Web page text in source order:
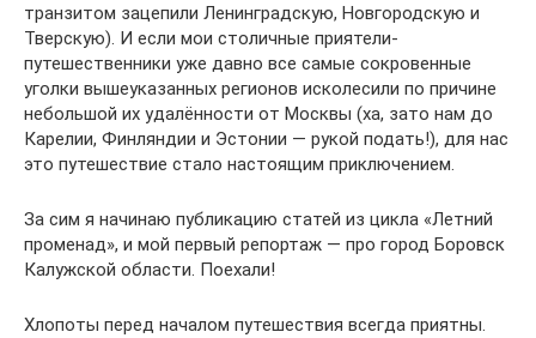
транзитом зацепили Ленинградскую, Новгородскую и
Тверскую). И если мои столичные приятели-
путешественники уже давно все самые сокровенные
уголки вышеуказанных регионов исколесили по причине
небольшой их удалённости от Москвы (ха, зато нам до
Карелии, Финляндии и Эстонии — рукой подать!), для нас
это путешествие стало настоящим приключением.
За сим я начинаю публикацию статей из цикла «Летний
променад», и мой первый репортаж — про город Боровск
Калужской области. Поехали!
Хлопоты перед началом путешествия всегда приятны.